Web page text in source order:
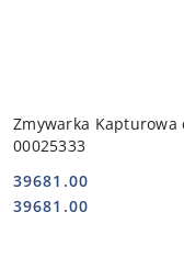
Zmywarka Kapturowa
00025333
Cena:
39681.00
Cena:
39681.00